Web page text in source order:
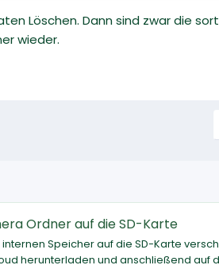
Löschen. Dann sind zwar die
wieder.
Ordner auf die SD-Karte
Speicher auf die SD-Karte
herunterladen und anschließend auf